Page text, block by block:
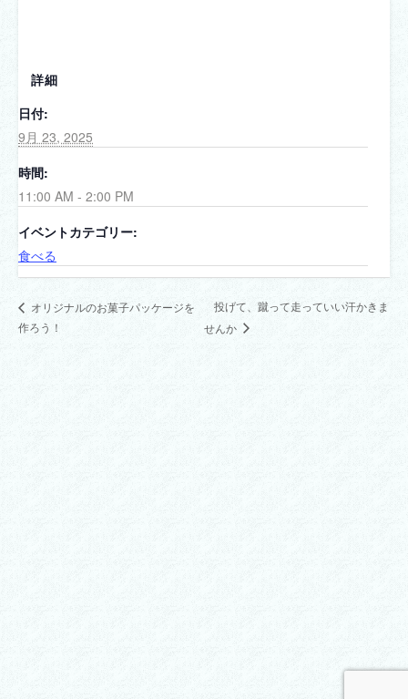
詳細
日付:
9月 23, 2025
時間:
11:00 AM - 2:00 PM
イベントカテゴリー:
食べる
オリジナルのお菓子パッケージを
作ろう！
投げて、蹴って走っていい汗かきま
せんか